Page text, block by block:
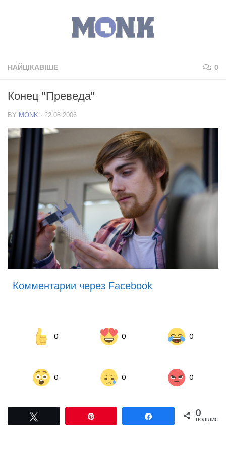
НАЙЦІКАВІШЕ 0
Конец "Преведа"
BY MONK · 22.08.2006
Комментарии через Facebook
0 0 0
0 0 0
Поділитися0
ПОДІЛИСЬ